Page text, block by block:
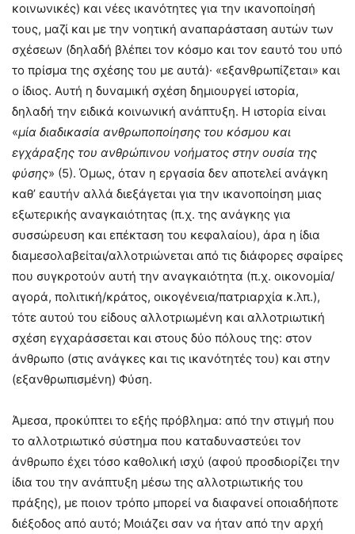
κοινωνικές) και νέες ικανότητες για την ικανοποίησή
τους, μαζί και με την νοητική αναπαράσταση αυτών των
σχέσεων (δηλαδή βλέπει τον κόσμο και τον εαυτό του υπό
το πρίσμα της σχέσης του με αυτά)· «εξανθρωπίζεται» και
ο ίδιος. Αυτή η δυναμική σχέση δημιουργεί ιστορία,
δηλαδή την ειδικά κοινωνική ανάπτυξη. Η ιστορία είναι
«μία διαδικασία ανθρωποποίησης του κόσμου και
εγχάραξης του ανθρώπινου νοήματος στην ουσία της
φύσης» (5). Όμως, όταν η εργασία δεν αποτελεί ανάγκη
καθ’ εαυτήν αλλά διεξάγεται για την ικανοποίηση μιας
εξωτερικής αναγκαιότητας (π.χ. της ανάγκης για
συσσώρευση και επέκταση του κεφαλαίου), άρα η ίδια
διαμεσολαβείται/αλλοτριώνεται από τις διάφορες σφαίρες
που συγκροτούν αυτή την αναγκαιότητα (π.χ. οικονομία/
αγορά, πολιτική/κράτος, οικογένεια/πατριαρχία κ.λπ.),
τότε αυτού του είδους αλλοτριωμένη και αλλοτριωτική
σχέση εγχαράσσεται και στους δύο πόλους της: στον
άνθρωπο (στις ανάγκες και τις ικανότητές του) και στην
(εξανθρωπισμένη) Φύση.
Άμεσα, προκύπτει το εξής πρόβλημα: από την στιγμή που
το αλλοτριωτικό σύστημα που καταδυναστεύει τον
άνθρωπο έχει τόσο καθολική ισχύ (αφού προσδιορίζει την
ίδια του την ανάπτυξη μέσω της αλλοτριωτικής του
πράξης), με ποιον τρόπο μπορεί να διαφανεί οποιαδήποτε
διέξοδος από αυτό; Μοιάζει σαν να ήταν από την αρχή